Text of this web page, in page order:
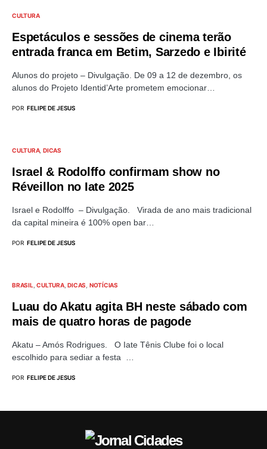
CULTURA
Espetáculos e sessões de cinema terão
entrada franca em Betim, Sarzedo e Ibirité
Alunos do projeto – Divulgação. De 09 a 12 de dezembro, os
alunos do Projeto Identid’Arte prometem emocionar…
POR FELIPE DE JESUS
CULTURA DICAS
Israel & Rodolffo confirmam show no
Réveillon no Iate 2025
Israel e Rodolffo – Divulgação. Virada de ano mais tradicional
da capital mineira é 100% open bar…
POR FELIPE DE JESUS
BRASIL CULTURA DICAS NOTÍCIAS
Luau do Akatu agita BH neste sábado com
mais de quatro horas de pagode
Akatu – Amós Rodrigues. O Iate Tênis Clube foi o local
escolhido para sediar a festa …
POR FELIPE DE JESUS